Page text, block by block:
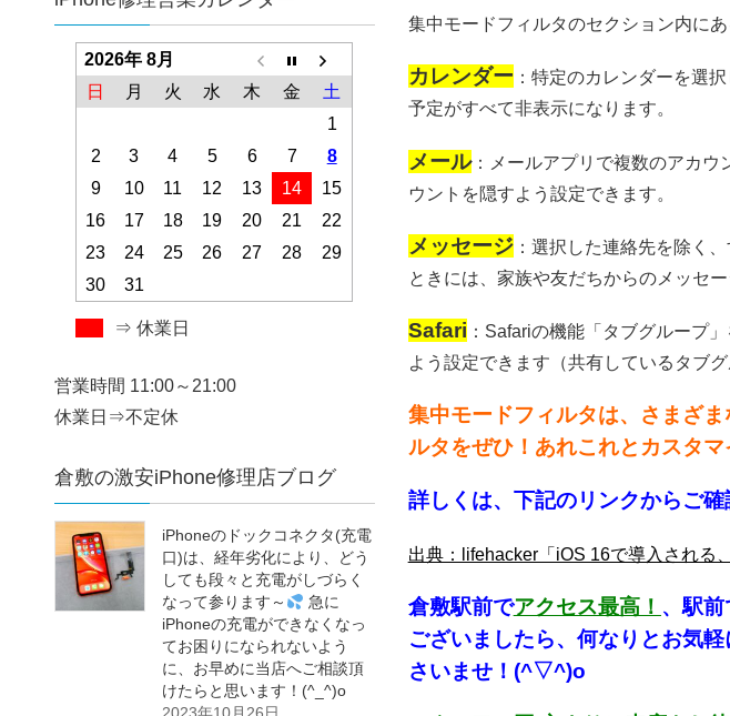
集中モードフィルタのセクション内に
カレンダー ：特定のカレンダーを選
予定がすべて非表示になります。
メール：メールアプリで複数のアカウ
ウントを隠すよう設定できます。
メッセージ：選択した連絡先を除く
ときには、家族や友だちからのメッセ
Safari ：Safariの機能「タブグループ
よう設定できます（共有しているタブ
集中モードフィルタは、さまざ
ルタをぜひ！あれこれとカスタ
詳しくは、下記のリンクからご
出典：lifehacker「iOS 16で導入される
倉敷駅前でアクセス最高！ 、駅
ございましたら、何なりとお気軽
さいませ！(^▽^)o
2026年 8月
日
月 火 水 木 金
土
1
2
3 4 5 6 7
8
9
10 11 12 13 14
15
16
17 18 19 20 21
22
23
24 25 26 27 28
29
30
31
⇒ 休業日
営業時間 11:00～21:00
休業日⇒不定休
倉敷の激安iPhone修理店ブログ
iPhoneのドックコネクタ(充電
口)は、経年劣化により、どう
しても段々と充電がしづらく
なって参ります～
急に
iPhoneの充電ができなくなっ
てお困りになられないよう
に、お早めに当店へご相談頂
けたらと思います！(^_^)o